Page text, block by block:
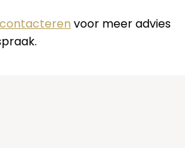
contacteren voor meer advies